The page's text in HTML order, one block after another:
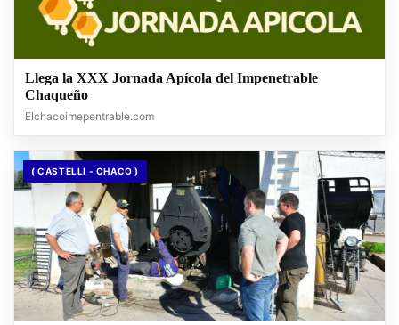
Llega la XXX Jornada Apícola del Impenetrable
Chaqueño
Elchacoimepentrable.com
( CASTELLI - CHACO )